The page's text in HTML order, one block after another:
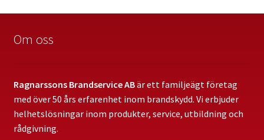
Om oss
Ragnarssons Brandservice ABär ett familjeägt företag
med över 50 års erfarenhet inom brandskydd. Vi erbjuder
helhetslösningar inom produkter, service, utbildning och
rådgivning.